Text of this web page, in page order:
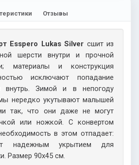
Отзывы
Esspero Lukas Silver сшит из
шерсти внутри и прочной
материалы и конструкция
исключают попадание
внутрь. Зимой и в непогоду
нередко укутывают малышей
так, что они даже не могут
или ножкой. С конвертом
в этом отпадает:
надежным укрытием для
Размер 90х45 см.